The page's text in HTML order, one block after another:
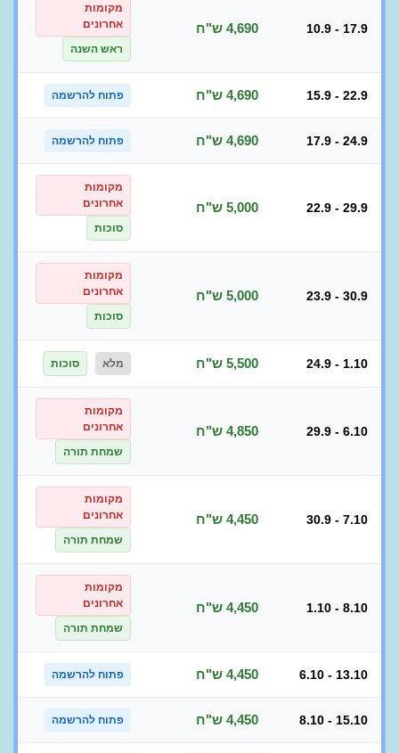
10.9 - 17.9 4,690 ש"ח
מקומות
אחרונים
ראש השנה
15.9 - 22.9 4,690 ש"ח פתוח להרשמה
17.9 - 24.9 4,690 ש"ח פתוח להרשמה
22.9 - 29.9 5,000 ש"ח
מקומות
אחרונים
סוכות
23.9 - 30.9 5,000 ש"ח
מקומות
אחרונים
סוכות
24.9 - 1.10 5,500 ש"ח מלא סוכות
29.9 - 6.10 4,850 ש"ח
מקומות
אחרונים
שמחת תורה
30.9 - 7.10 4,450 ש"ח
מקומות
אחרונים
שמחת תורה
1.10 - 8.10 4,450 ש"ח
מקומות
אחרונים
שמחת תורה
6.10 - 13.10 4,450 ש"ח פתוח להרשמה
8.10 - 15.10 4,450 ש"ח פתוח להרשמה